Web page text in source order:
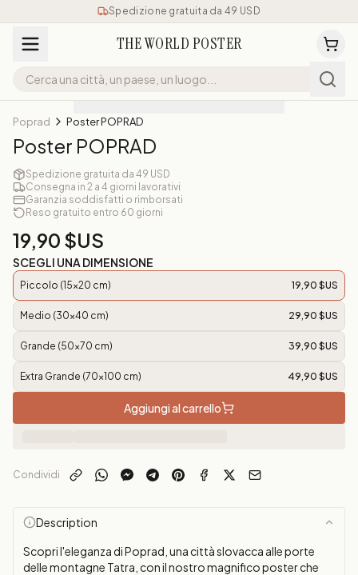
Spedizione gratuita da 49 USD
THE WORLD POSTER
Poprad Poster POPRAD
Poster POPRAD
Spedizione gratuita da 49 USD
Consegna in 2 a 4 giorni lavorativi
Garanzia soddisfatti o rimborsati
Reso gratuito entro 60 giorni
19,90 $US
SCEGLI UNA DIMENSIONE
Piccolo (15x20 cm) 19,90 $US
Medio (30x40 cm) 29,90 $US
Grande (50x70 cm) 39,90 $US
Extra Grande (70x100 cm) 49,90 $US
Aggiungi al carrello
Condividi
Description
Scopri l'eleganza di Poprad, una città slovacca alle porte
delle montagne Tatra, con il nostro magnifico poster che